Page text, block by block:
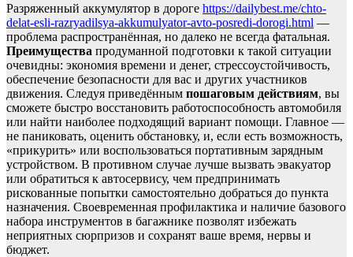
Разряженный аккумулятор в дороге https://dailybest.me/chto-
delat-esli-razryadilsya-akkumulyator-avto-posredi-dorogi.html —
проблема распространённая, но далеко не всегда фатальная.
Преимущества продуманной подготовки к такой ситуации
очевидны: экономия времени и денег, стрессоустойчивость,
обеспечение безопасности для вас и других участников
движения. Следуя приведённым пошаговым действиям, вы
сможете быстро восстановить работоспособность автомобиля
или найти наиболее подходящий вариант помощи. Главное —
не паниковать, оценить обстановку, и, если есть возможность,
«прикурить» или воспользоваться портативным зарядным
устройством. В противном случае лучше вызвать эвакуатор
или обратиться к автосервису, чем предпринимать
рискованные попытки самостоятельно добраться до пункта
назначения. Своевременная профилактика и наличие базового
набора инструментов в багажнике позволят избежать
неприятных сюрпризов и сохранят ваше время, нервы и
бюджет.